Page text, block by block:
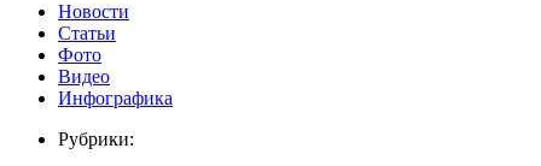
Новости
Статьи
Фото
Видео
Инфографика
Рубрики: